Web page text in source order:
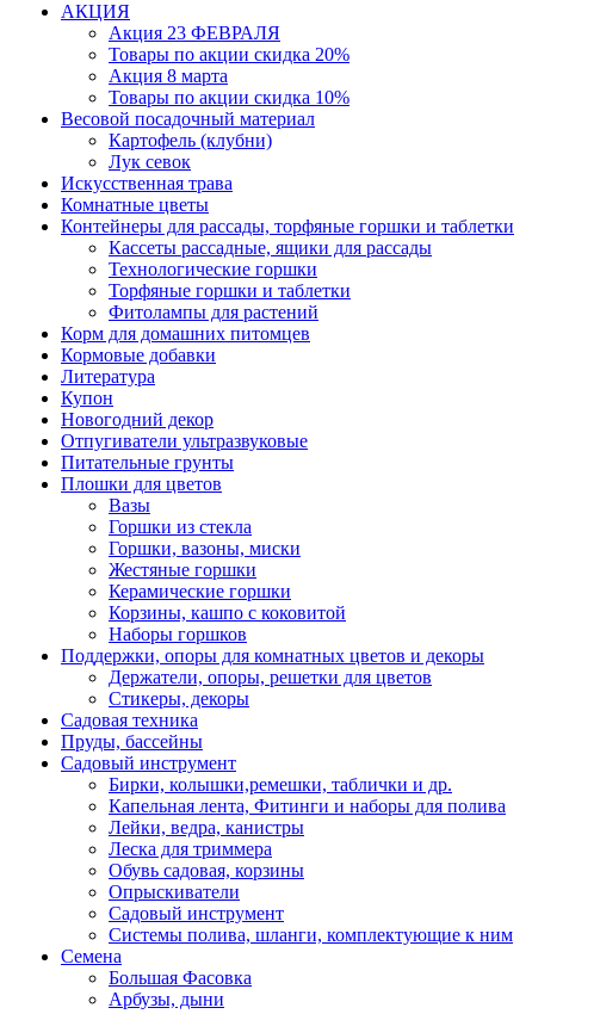
АКЦИЯ
Акция 23 ФЕВРАЛЯ
Товары по акции скидка 20%
Акция 8 марта
Товары по акции скидка 10%
Весовой посадочный материал
Картофель (клубни)
Лук севок
Искусственная трава
Комнатные цветы
Контейнеры для рассады, торфяные горшки и таблетки
Кассеты рассадные, ящики для рассады
Технологические горшки
Торфяные горшки и таблетки
Фитолампы для растений
Корм для домашних питомцев
Кормовые добавки
Литература
Купон
Новогодний декор
Отпугиватели ультразвуковые
Питательные грунты
Плошки для цветов
Вазы
Горшки из стекла
Горшки, вазоны, миски
Жестяные горшки
Керамические горшки
Корзины, кашпо с коковитой
Наборы горшков
Поддержки, опоры для комнатных цветов и декоры
Держатели, опоры, решетки для цветов
Стикеры, декоры
Садовая техника
Пруды, бассейны
Садовый инструмент
Бирки, колышки,ремешки, таблички и др.
Капельная лента, Фитинги и наборы для полива
Лейки, ведра, канистры
Леска для триммера
Обувь садовая, корзины
Опрыскиватели
Садовый инструмент
Системы полива, шланги, комплектующие к ним
Семена
Большая Фасовка
Арбузы, дыни